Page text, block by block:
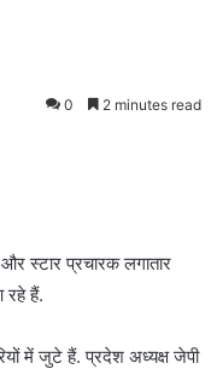
0 2 minutes read
स्टार प्रचारक लगातार
रहे हैं.
में जुटे हैं. प्रदेश अध्यक्ष जेपी